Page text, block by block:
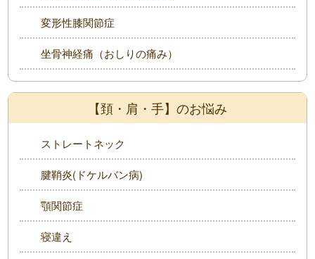
変形性膝関節症
坐骨神経痛（おしりの痛み）
【頚・肩・手】のお悩み
ストレートネック
腱鞘炎(ドケルバン病)
顎関節症
寝違え